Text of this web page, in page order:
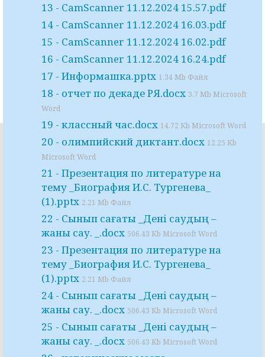
13 - CamScanner 11.12.2024 15.57.pdf
14 - CamScanner 11.12.2024 16.03.pdf
15 - CamScanner 11.12.2024 16.02.pdf
16 - CamScanner 11.12.2024 16.24.pdf
17 - Информашка.pptx 1.34 Mb Файл
18 - отчет по декаде РЯ.docx 3.7 Mb Microsoft
Word
19 - классный час.docx 14.72 Kb Microsoft Word
20 - олимпийский диктант.docx 12.25 Kb
Microsoft Word
21 - Презентация по литературе на
тему _Биография И.С. Тургенева_
(1).pptx 2.21 Mb Файл
22 - Сынып сағаты _Дені саудың –
жаны сау. _.docx 506.43 Kb Microsoft Word
23 - Презентация по литературе на
тему _Биография И.С. Тургенева_
(1).pptx 2.21 Mb Файл
24 - Сынып сағаты _Дені саудың –
жаны сау. _.docx 506.43 Kb Microsoft Word
25 - Сынып сағаты _Дені саудың –
жаны сау. _.docx 506.43 Kb Microsoft Word